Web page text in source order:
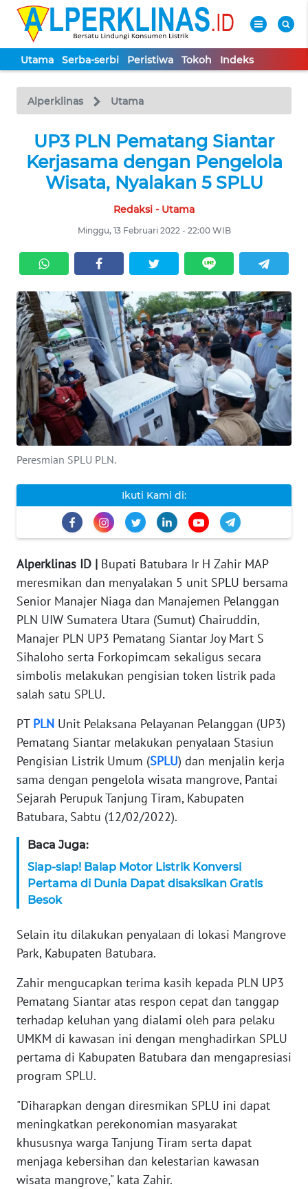
Utama Serba-serbi Peristiwa Tokoh Indeks
Alperklinas Utama
UP3 PLN Pematang Siantar
Kerjasama dengan Pengelola
Wisata, Nyalakan 5 SPLU
Redaksi - Utama
Minggu, 13 Februari 2022 - 22:00 WIB
Peresmian SPLU PLN.
Ikuti Kami di:
Alperklinas ID | Bupati Batubara Ir H Zahir MAP ​​
meresmikan dan menyalakan 5 unit SPLU bersama
Senior Manajer Niaga dan Manajemen Pelanggan
PLN UIW Sumatera Utara (Sumut) Chairuddin,
Manajer PLN UP3 Pematang Siantar Joy Mart S
Sihaloho serta Forkopimcam sekaligus secara
simbolis melakukan pengisian token listrik pada
salah satu SPLU.
PT PLN Unit Pelaksana Pelayanan Pelanggan (UP3)
Pematang Siantar melakukan penyalaan Stasiun
Pengisian Listrik Umum (SPLU) dan menjalin kerja
sama dengan pengelola wisata mangrove, Pantai
Sejarah Perupuk Tanjung Tiram, Kabupaten
Batubara, Sabtu (12/02/2022).
Baca Juga:
Siap-siap! Balap Motor Listrik Konversi
Pertama di Dunia Dapat disaksikan Gratis
Besok
Selain itu dilakukan penyalaan di lokasi Mangrove
Park, Kabupaten Batubara.
Zahir mengucapkan terima kasih kepada PLN UP3
Pematang Siantar atas respon cepat dan tanggap
terhadap keluhan yang dialami oleh para pelaku
UMKM di kawasan ini dengan menghadirkan SPLU
pertama di Kabupaten Batubara dan mengapresiasi
program SPLU.
"Diharapkan dengan diresmikan SPLU ini dapat
meningkatkan perekonomian masyarakat
khususnya warga Tanjung Tiram serta dapat
menjaga kebersihan dan kelestarian kawasan
wisata mangrove," kata Zahir.
TV
Tutup
UTAMA
SERBA-
TOKOH
Informasi
INDEKS
BERITA
KONTAK
KAMI
INFO
IKLAN
KAMI
PEDOMAN
SIBER
REDAKSI
KARIR
DISCLAIMER
Wahana
News
Regional
WN
SUMUT
JAKARTA
WN
JABAR
WN
WN
WN
KEPRI
WN
PAPUA
BARAT